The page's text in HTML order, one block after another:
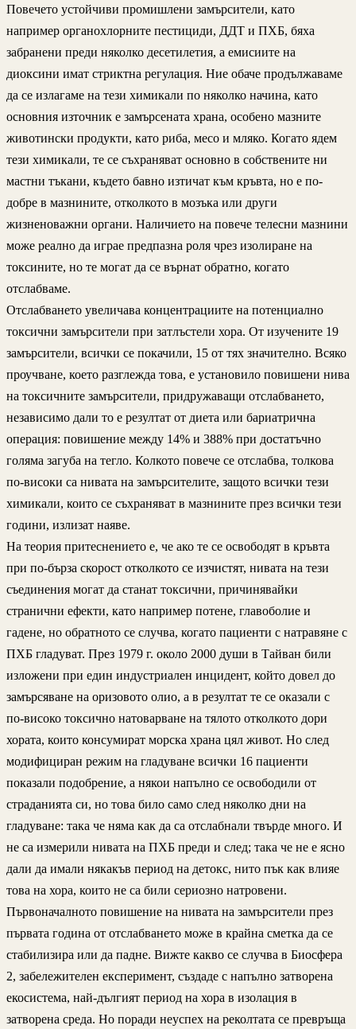
Повечето устойчиви промишлени замърсители, като
например органохлорните пестициди, ДДТ и ПХБ, бяха
забранени преди няколко десетилетия, а емисиите на
диоксини имат стриктна регулация. Ние обаче продължаваме
да се излагаме на тези химикали по няколко начина, като
основния източник е замърсената храна, особено мазните
животински продукти, като риба, месо и мляко. Когато ядем
тези химикали, те се съхраняват основно в собствените ни
мастни тъкани, където бавно изтичат към кръвта, но е по-
добре в мазнините, отколкото в мозъка или други
жизненоважни органи. Наличието на повече телесни мазнини
може реално да играе предпазна роля чрез изолиране на
токсините, но те могат да се върнат обратно, когато
отслабваме.
Отслабването увеличава концентрациите на потенциално
токсични замърсители при затлъстели хора. От изучените 19
замърсители, всички се покачили, 15 от тях значително. Всяко
проучване, което разглежда това, е установило повишени нива
на токсичните замърсители, придружаващи отслабването,
независимо дали то е резултат от диета или бариатрична
операция: повишение между 14% и 388% при достатъчно
голяма загуба на тегло. Колкото повече се отслабва, толкова
по-високи са нивата на замърсителите, защото всички тези
химикали, които се съхраняват в мазнините през всички тези
години, излизат наяве.
На теория притеснението е, че ако те се освободят в кръвта
при по-бърза скорост отколкото се изчистят, нивата на тези
съединения могат да станат токсични, причинявайки
странични ефекти, като например потене, главоболие и
гадене, но обратното се случва, когато пациенти с натравяне с
ПХБ гладуват. През 1979 г. около 2000 души в Тайван били
изложени при един индустриален инцидент, който довел до
замърсяване на оризовото олио, а в резултат те се оказали с
по-високо токсично натоварване на тялото отколкото дори
хората, които консумират морска храна цял живот. Но след
модифициран режим на гладуване всички 16 пациенти
показали подобрение, а някои напълно се освободили от
страданията си, но това било само след няколко дни на
гладуване: така че няма как да са отслабнали твърде много. И
не са измерили нивата на ПХБ преди и след; така че не е ясно
дали да имали някакъв период на детокс, нито пък как влияе
това на хора, които не са били сериозно натровени.
Първоначалното повишение на нивата на замърсители през
първата година от отслабването може в крайна сметка да се
стабилизира или да падне. Вижте какво се случва в Биосфера
2, забележителен експеримент, създаде с напълно затворена
екосистема, най-дългият период на хора в изолация в
затворена среда. Но поради неуспех на реколтата се превръща